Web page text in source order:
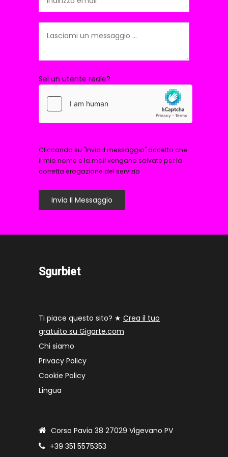
Sei un utente reale?
Cliccando su "Invia il messaggio" accetto che
il mio nome e la mail vengano salvate per la
corretta erogazione del servizio
Invia Il Messaggio
Sgurbiet
Ti piace questo sito? ★ Crea il tuo
gratuito su Gigarte.com
Chi siamo
Privacy Policy
Cookie Policy
Lingua
Corso Pavia 38 27029 Vigevano PV
+39 351 5575353